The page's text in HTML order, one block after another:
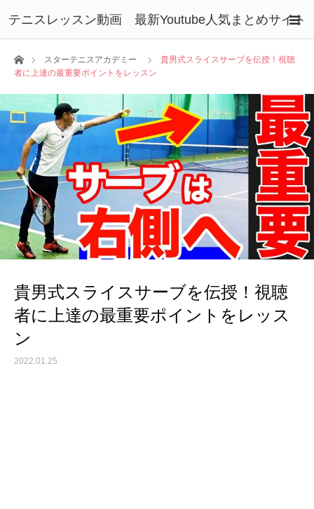
テニスレッスン動画 最新Youtube人気まとめサイト
ホームスターテニスアカデミー
貴男式スライスサーブを伝授！視聴
者に上達の最重要ポイントをレッスン
貴男式スライスサーブを伝授！視聴
者に上達の最重要ポイントをレッス
ン
2022.01.25